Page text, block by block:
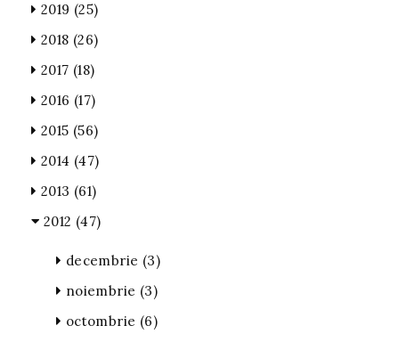
2019 (25)
2018 (26)
2017 (18)
2016 (17)
2015 (56)
2014 (47)
2013 (61)
2012 (47)
decembrie (3)
noiembrie (3)
octombrie (6)